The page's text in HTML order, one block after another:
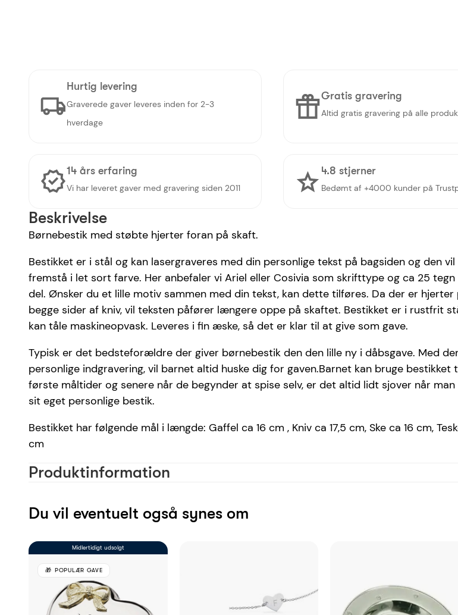
Hurtig levering
Graverede gaver leveres inden for 2-3
hverdage
Gratis gravering
Altid gratis gravering på alle
14 års erfaring
Vi har leveret gaver med gravering siden 2011
4.8 stjerner
Bedømt af +4000 kunder på
Beskrivelse
Børnebestik med støbte hjerter foran på skaft.
Bestikket er i stål og kan lasergraveres med din personlige tekst på bagsiden og den vil
fremstå i let sort farve. Her anbefaler vi Ariel eller Cosivia som skrifttype og ca 25 tegn
del. Ønsker du et lille motiv sammen med din tekst, kan dette tilføres. Da der er hjerter
begge sider af kniv, vil teksten påfører længere oppe på skaftet. Bestikket er i rustfrit
kan tåle maskineopvask. Leveres i fin æske, så det er klar til at give som gave.
Typisk er det bedsteforældre der giver børnebestik den den lille ny i dåbsgave. Med
personlige indgravering, vil barnet altid huske dig for gaven.Barnet kan bruge bestikket
første måltider og senere når de begynder at spise selv, er det altid lidt sjover når man
sit eget personlige bestik.
Bestikket har følgende mål i længde: Gaffel ca 16 cm , Kniv ca 17,5 cm, Ske ca 16 cm,
cm
Produktinformation
Farve
Antal tegn
Reference
Du vil eventuelt også synes om
Midlertidigt udsolgt
POPULÆR GAVE